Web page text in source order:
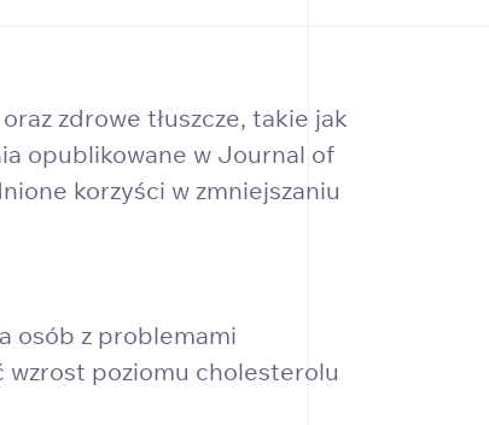
zdrowe tłuszcze, takie jak
opublikowane w Journal of
korzyści w zmniejszaniu
osób z problemami
wzrost poziomu cholesterolu